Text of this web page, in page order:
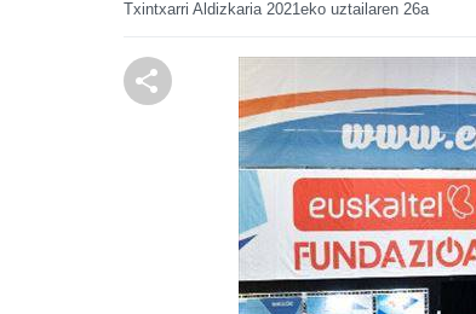
Txintxarri Aldizkaria 2021eko uztailaren 26a